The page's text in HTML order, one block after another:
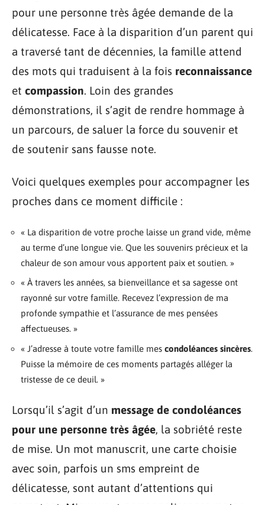
pour une personne très âgée demande de la
délicatesse. Face à la disparition d’un parent qui
a traversé tant de décennies, la famille attend
des mots qui traduisent à la fois reconnaissance
et compassion. Loin des grandes
démonstrations, il s’agit de rendre hommage à
un parcours, de saluer la force du souvenir et
de soutenir sans fausse note.
Voici quelques exemples pour accompagner les
proches dans ce moment difficile :
« La disparition de votre proche laisse un grand vide, même
au terme d’une longue vie. Que les souvenirs précieux et la
chaleur de son amour vous apportent paix et soutien. »
« À travers les années, sa bienveillance et sa sagesse ont
rayonné sur votre famille. Recevez l’expression de ma
profonde sympathie et l’assurance de mes pensées
affectueuses. »
« J’adresse à toute votre famille mes condoléances sincères.
Puisse la mémoire de ces moments partagés alléger la
tristesse de ce deuil. »
Lorsqu’il s’agit d’un message de condoléances
pour une personne très âgée, la sobriété reste
de mise. Un mot manuscrit, une carte choisie
avec soin, parfois un sms empreint de
délicatesse, sont autant d’attentions qui